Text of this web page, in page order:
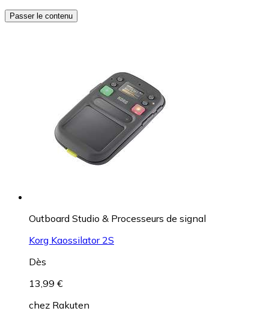
Passer le contenu
Outboard Studio & Processeurs de signal
Korg Kaossilator 2S
Dès
13,99 €
chez Rakuten